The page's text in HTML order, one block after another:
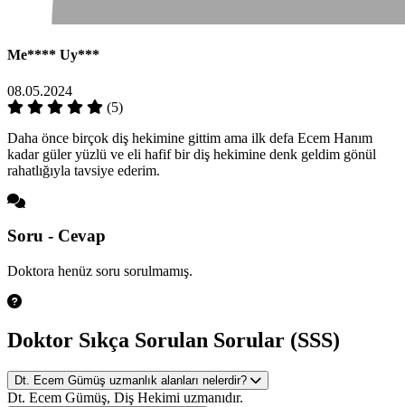
Me**** Uy***
08.05.2024
(5)
Daha önce birçok diş hekimine gittim ama ilk defa Ecem Hanım
kadar güler yüzlü ve eli hafif bir diş hekimine denk geldim gönül
rahatlığıyla tavsiye ederim.
Soru - Cevap
Doktora henüz soru sorulmamış.
Doktor Sıkça Sorulan Sorular (SSS)
Dt. Ecem Gümüş uzmanlık alanları nelerdir?
Dt. Ecem Gümüş, Diş Hekimi uzmanıdır.